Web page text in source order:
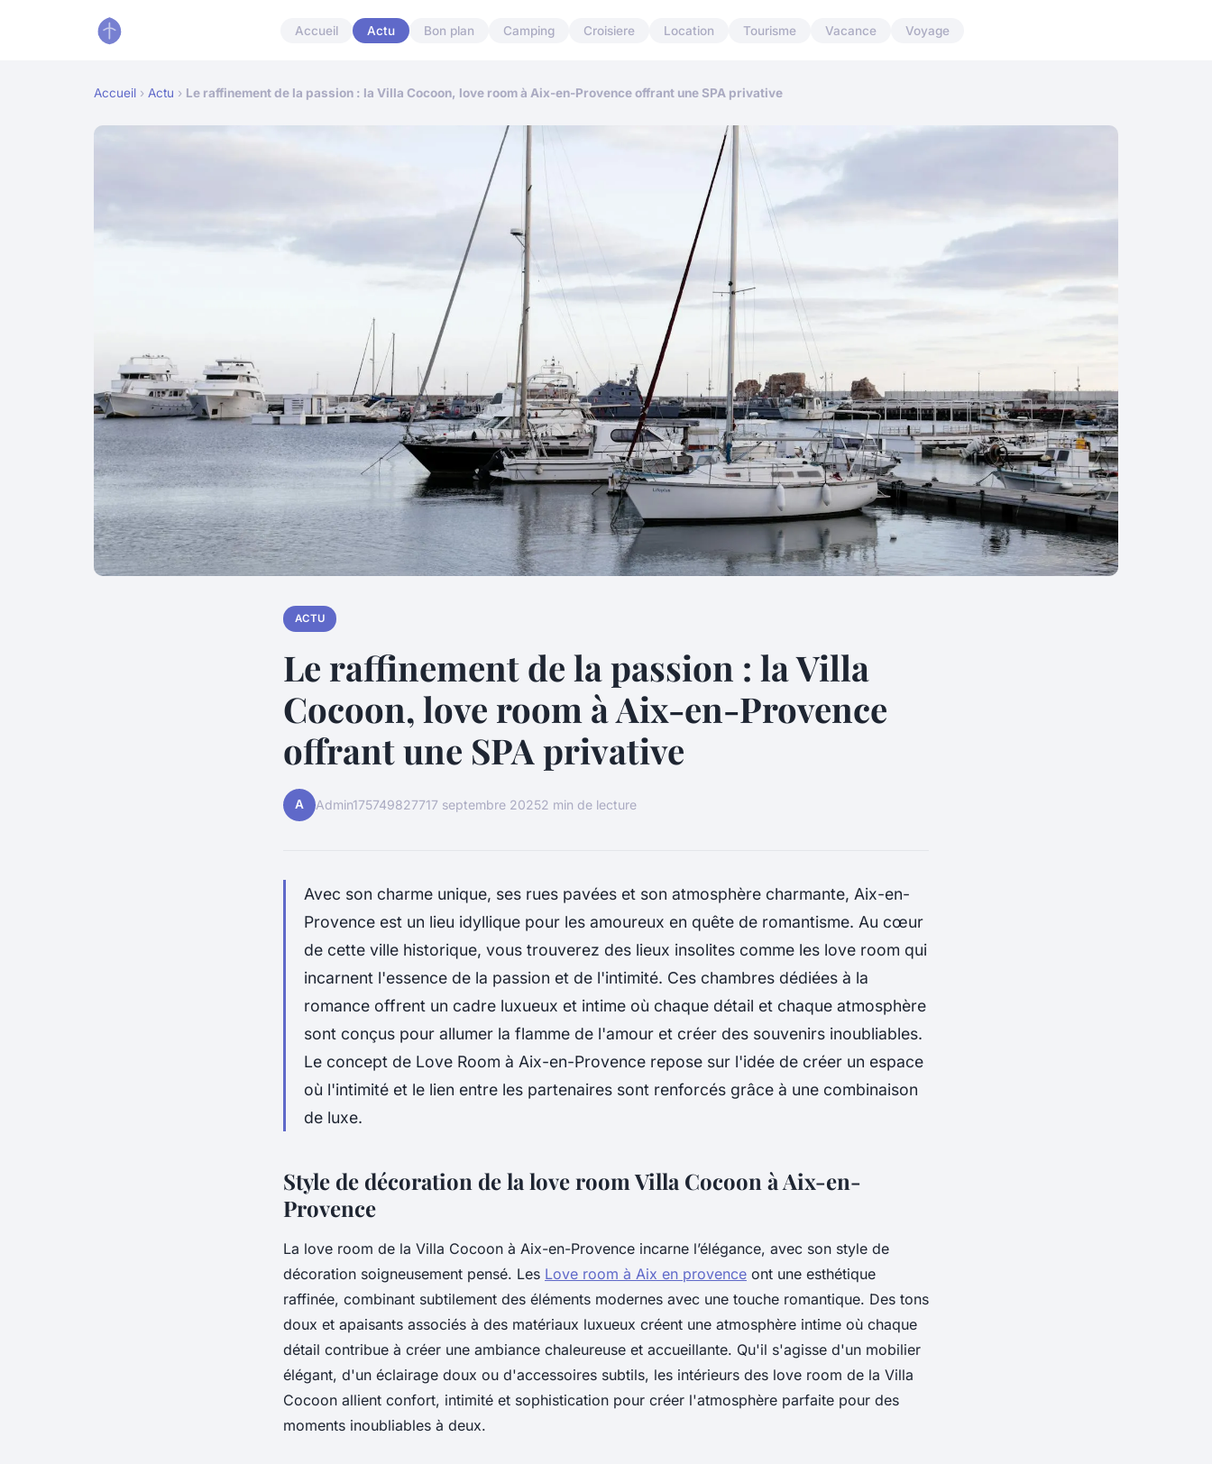
Accueil Actu Bon plan Camping Croisiere Location Tourisme Vacance Voyage
Accueil › Actu › Le raffinement de la passion : la Villa Cocoon, love room à Aix-en-Provence offrant une SPA privative
ACTU
Le raffinement de la passion : la Villa
Cocoon, love room à Aix-en-Provence
offrant une SPA privative
A Admin175749827717 septembre 20252 min de lecture
Avec son charme unique, ses rues pavées et son atmosphère charmante, Aix-en-
Provence est un lieu idyllique pour les amoureux en quête de romantisme. Au cœur
de cette ville historique, vous trouverez des lieux insolites comme les love room qui
incarnent l'essence de la passion et de l'intimité. Ces chambres dédiées à la
romance offrent un cadre luxueux et intime où chaque détail et chaque atmosphère
sont conçus pour allumer la flamme de l'amour et créer des souvenirs inoubliables.
Le concept de Love Room à Aix-en-Provence repose sur l'idée de créer un espace
où l'intimité et le lien entre les partenaires sont renforcés grâce à une combinaison
de luxe.
Style de décoration de la love room Villa Cocoon à Aix-en-
Provence
La love room de la Villa Cocoon à Aix-en-Provence incarne l’élégance, avec son style de
décoration soigneusement pensé. Les Love room à Aix en provence ont une esthétique
raffinée, combinant subtilement des éléments modernes avec une touche romantique. Des tons
doux et apaisants associés à des matériaux luxueux créent une atmosphère intime où chaque
détail contribue à créer une ambiance chaleureuse et accueillante. Qu'il s'agisse d'un mobilier
élégant, d'un éclairage doux ou d'accessoires subtils, les intérieurs des love room de la Villa
Cocoon allient confort, intimité et sophistication pour créer l'atmosphère parfaite pour des
moments inoubliables à deux.